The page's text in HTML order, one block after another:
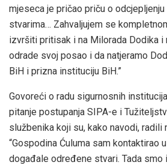
mjeseca je pričao priču o
stvarima… Zahvaljujem se
izvršiti pritisak i na Milorada Dodika i
odrade svoj posao i da natjeramo
BiH i prizna instituciju BiH.”
Govoreći o radu sigurnosnih
pitanje postupanja SIPA-e i
službenika koji su, kako navodi, radili
“Gospodina Ćuluma sam kontaktirao
događale određene stvari. Tada smo